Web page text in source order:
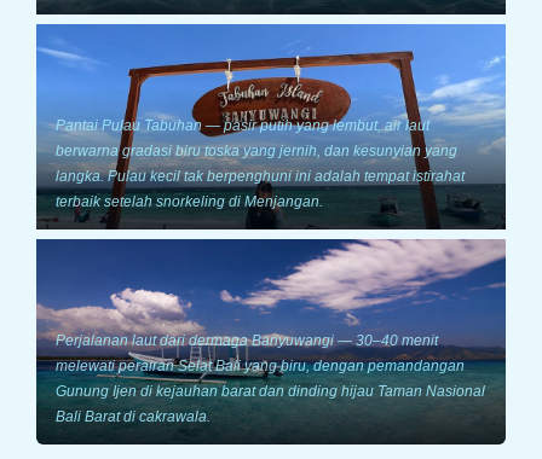
Pantai Pulau Tabuhan — pasir putih yang lembut, air laut
berwarna gradasi biru toska yang jernih, dan kesunyian yang
langka. Pulau kecil tak berpenghuni ini adalah tempat istirahat
terbaik setelah snorkeling di Menjangan.
Perjalanan laut dari dermaga Banyuwangi — 30–40 menit
melewati perairan Selat Bali yang biru, dengan pemandangan
Gunung Ijen di kejauhan barat dan dinding hijau Taman Nasional
Bali Barat di cakrawala.